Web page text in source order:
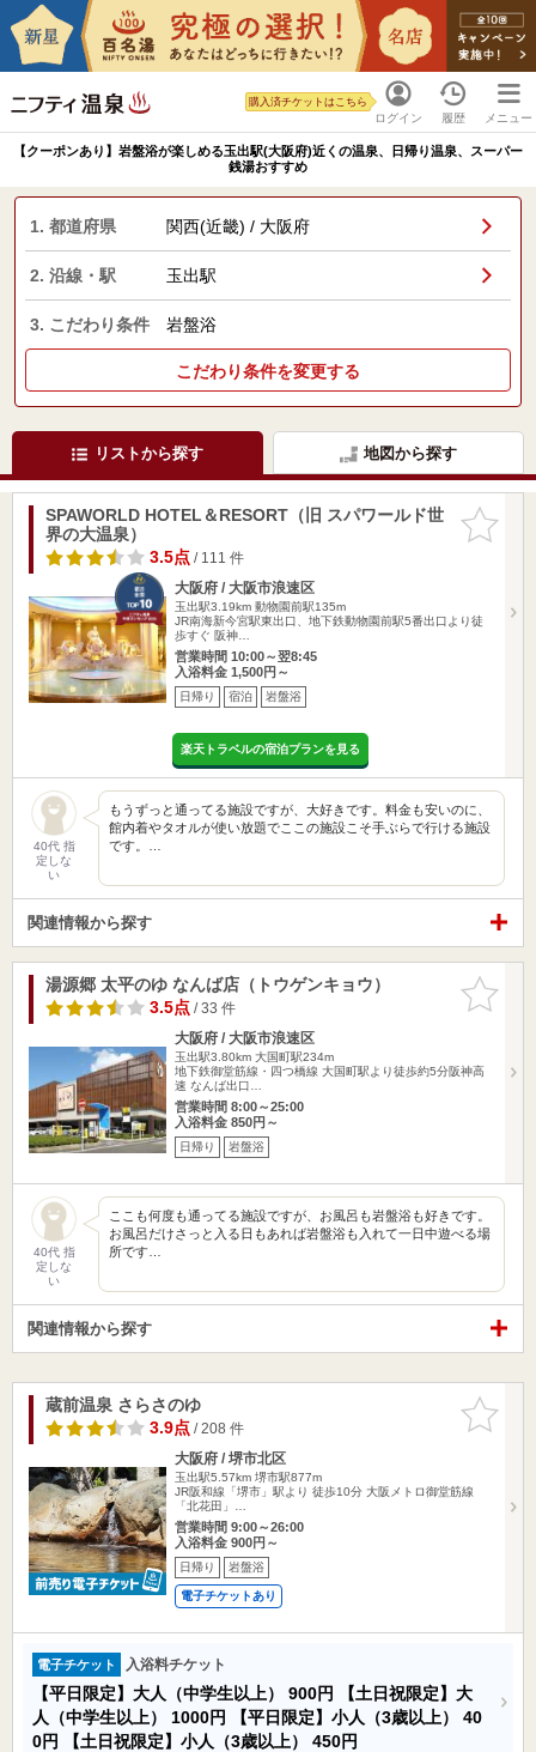
ログイン
購入済チケットはこちら
履歴 メニュー
【クーポンあり】岩盤浴が楽しめる玉出駅(大阪府)近くの温泉、日帰り温泉、スーパー
銭湯おすすめ
1. 都道府県 関西(近畿) / 大阪府
2. 沿線・駅 玉出駅
3. こだわり条件 岩盤浴
こだわり条件を変更する
リストから探す 地図から探す
お気に入
りに追加
SPAWORLD HOTEL＆RESORT（旧 スパワールド世
界の大温泉）
3.5点/ 111 件
大阪府 / 大阪市浪速区
玉出駅3.19km 動物園前駅135m
JR南海新今宮駅東出口、地下鉄動物園前駅5番出口より徒
歩すぐ 阪神…
営業時間 10:00～翌8:45
入浴料金 1,500円～
日帰り 宿泊 岩盤浴
楽天トラベルの宿泊プランを見る
40代 指
定しな
い
もうずっと通ってる施設ですが、大好きです。料金も安いのに、
館内着やタオルが使い放題でここの施設こそ手ぶらで行ける施設
です。…
関連情報から探す
お気に入
りに追加
湯源郷 太平のゆ なんば店（トウゲンキョウ）
3.5点/ 33 件
大阪府 / 大阪市浪速区
玉出駅3.80km 大国町駅234m
地下鉄御堂筋線・四つ橋線 大国町駅より徒歩約5分阪神高
速 なんば出口…
営業時間 8:00～25:00
入浴料金 850円～
日帰り 岩盤浴
40代 指
定しな
い
ここも何度も通ってる施設ですが、お風呂も岩盤浴も好きです。
お風呂だけさっと入る日もあれば岩盤浴も入れて一日中遊べる場
所です…
関連情報から探す
お気に入
りに追加
蔵前温泉 さらさのゆ
3.9点/ 208 件
大阪府 / 堺市北区
玉出駅5.57km 堺市駅877m
JR阪和線「堺市」駅より 徒歩10分 大阪メトロ御堂筋線
「北花田」…
営業時間 9:00～26:00
入浴料金 900円～
日帰り 岩盤浴
電子チケットあり
電子チケット 入浴料チケット
【平日限定】大人（中学生以上） 900円
【土日祝限定】大
人（中学生以上） 1000円 【平日限定】小人（3歳以上） 40
0円
【土日祝限定】小人（3歳以上） 450円